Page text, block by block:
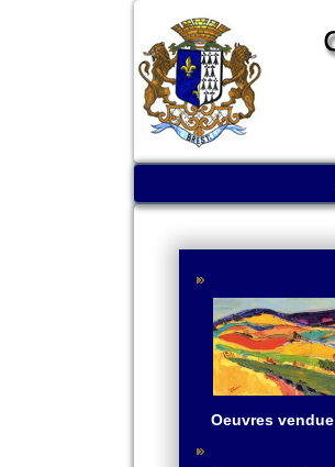
Oeuvres vendue